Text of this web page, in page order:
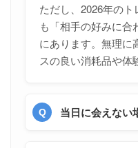
ただし、2026年の
も「相手の好みに合
にあります。無理に
スの良い消耗品や体
当日に会えない